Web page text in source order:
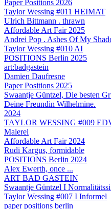
Paper Positions 2026
Taylor Wessing #011 HEIMAT
Ulrich Bittmann . thrawn
Affordable Art Fair 2025
Andrei Pop . Ashes Of My
Taylor Wessing #010 AI
POSITIONS Berlin 2025
art:badgastein
Damien Daufresne
Paper Positions 2025
Swaantje Güntzel, Die besten
Deine Freundin Wilhelmine.
2024
TAYLOR WESSING #009
Malerei
Affordable Art Fair 2024
Rudi Kargus, formidable
POSITIONS Berlin 2024
Alex Ewerth, once ...
ART BAD GASTEIN
Swaantje Güntzel I
Taylor Wessing #007 I Informel
paper positions berlin